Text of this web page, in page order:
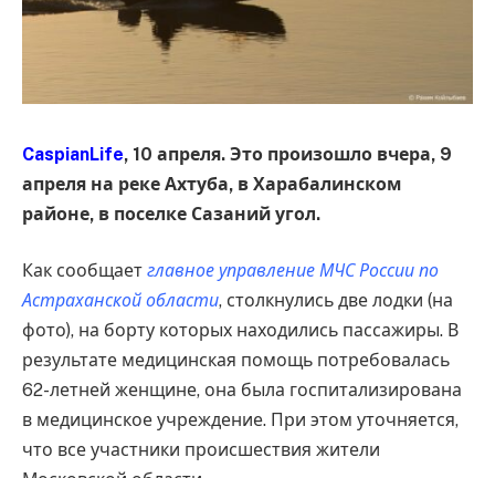
CaspianLife, 10 апреля. Это произошло вчера, 9
апреля на реке Ахтуба, в Харабалинском
районе, в поселке Сазаний угол.
Как сообщает главное управление МЧС России по
Астраханской области, столкнулись две лодки (на
фото), на борту которых находились пассажиры. В
результате медицинская помощь потребовалась
62-летней женщине, она была госпитализирована
в медицинское учреждение. При этом уточняется,
что все участники происшествия жители